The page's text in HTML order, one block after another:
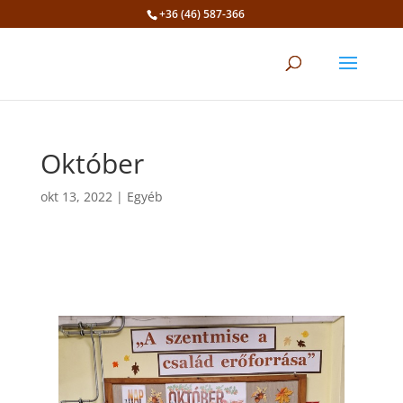
+36 (46) 587-366
Október
okt 13, 2022| Egyéb